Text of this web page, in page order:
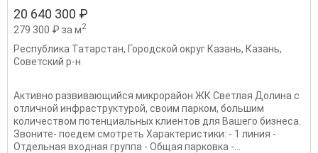
20 640 300 ₽
279 300 ₽ за м2
Республика Татарстан, Городской округ Казань, Казань,
Советский р-н
Активно развивающийся микрорайон ЖК Светлая Долина с
отличной инфраструктурой, своим парком, большим
количеством потенциальных клиентов для Вашего бизнеса.
Звоните- поедем смотреть Характеристики: - 1 линия -
Отдельная входная группа - Общая парковка -...